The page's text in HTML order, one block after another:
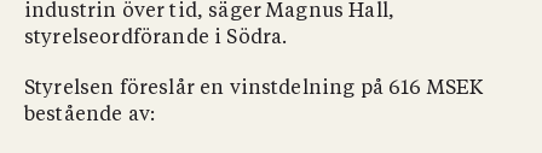
industrin över tid, säger Magnus Hall,
styrelseordförande i Södra.
Styrelsen föreslår en vinstdelning på 616 MSEK
bestående av: